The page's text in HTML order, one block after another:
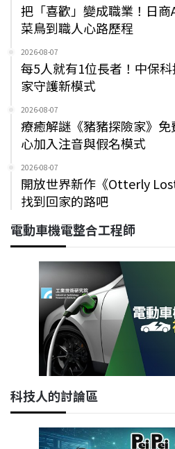
把「喜歡」變成職業！日
菜鳥到職人心路歷程
2026-08-07
每5人就有1位長者！中保
家守護新模式
2026-08-07
療癒解謎《豬豬探險家》
心加入注音與假名模式
2026-08-07
開放世界新作《Otterly
找到回家的路吧
電動車機電整合工程師
科技人的討論區